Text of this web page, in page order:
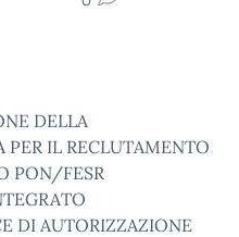
DELLA
PER IL RECLUTAMENTO
PON/FESR
DI AUTORIZZAZIONE